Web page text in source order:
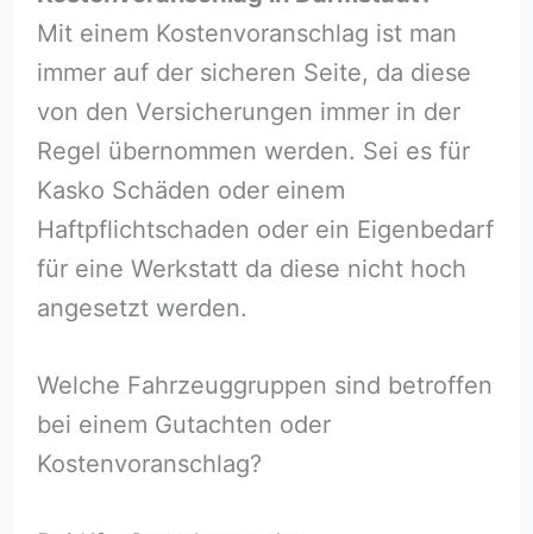
Mit einem Kostenvoranschlag ist man
immer auf der sicheren Seite, da diese
von den Versicherungen immer in der
Regel übernommen werden. Sei es für
Kasko Schäden oder einem
Haftpflichtschaden oder ein Eigenbedarf
für eine Werkstatt da diese nicht hoch
angesetzt werden.
Welche Fahrzeuggruppen sind betroffen
bei einem Gutachten oder
Kostenvoranschlag?